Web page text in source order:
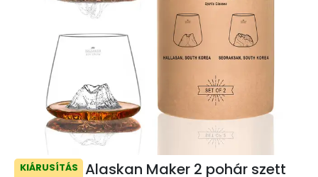
KIÁRUSÍTÁS Alaskan Maker 2 pohár szett